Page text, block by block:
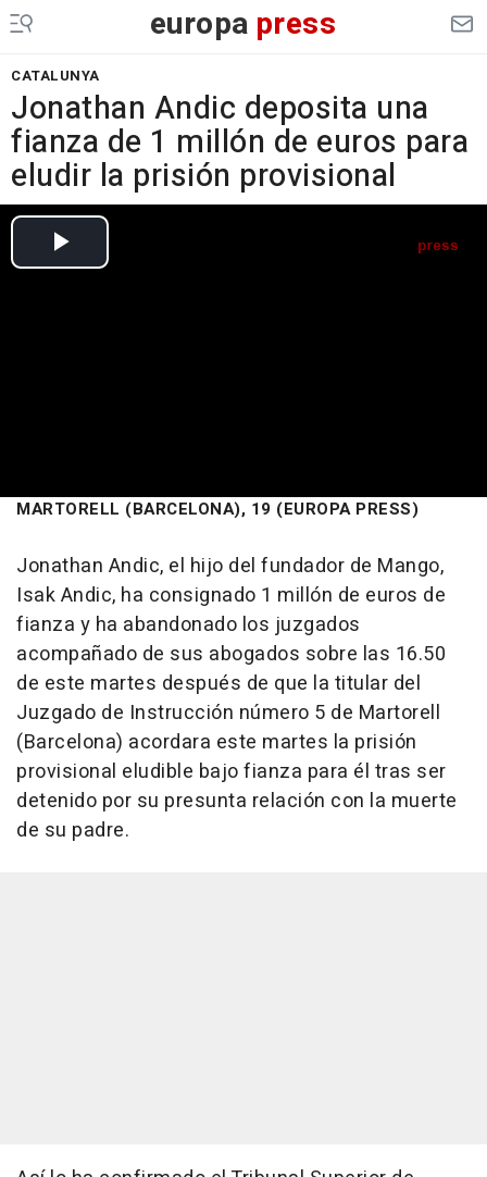
europa press
CATALUNYA
Jonathan Andic deposita una
fianza de 1 millón de euros para
eludir la prisión provisional
MARTORELL (BARCELONA), 19 (EUROPA PRESS)
Jonathan Andic, el hijo del fundador de Mango,
Isak Andic, ha consignado 1 millón de euros de
fianza y ha abandonado los juzgados
acompañado de sus abogados sobre las 16.50
de este martes después de que la titular del
Juzgado de Instrucción número 5 de Martorell
(Barcelona) acordara este martes la prisión
provisional eludible bajo fianza para él tras ser
detenido por su presunta relación con la muerte
de su padre.